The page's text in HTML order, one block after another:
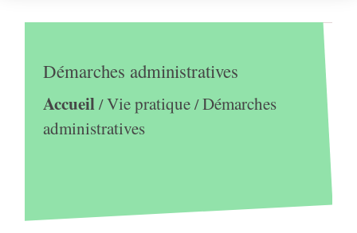
Démarches administratives
Accueil/Vie pratique/Démarches
administratives